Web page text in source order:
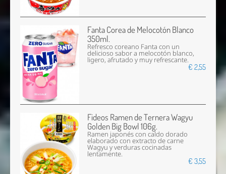
Fanta Corea de Melocotón Blanco
350ml.
Refresco coreano Fanta con un
delicioso sabor a melocotón blanco,
ligero, afrutado y muy refrescante.
€ 2,55
Fideos Ramen de Ternera Wagyu
Golden Big Bowl 106g.
Ramen japonés con caldo dorado
elaborado con extracto de carne
Wagyu y verduras cocinadas
lentamente.
€ 3,55